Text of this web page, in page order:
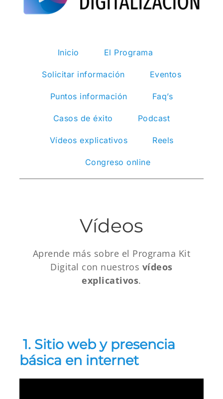
Inicio El Programa
Solicitar información Eventos
Puntos información Faq’s
Casos de éxito Podcast
Vídeos explicativos Reels
Congreso online
Vídeos
Aprende más sobre el Programa Kit
Digital con nuestros vídeos
explicativos.
1. Sitio web y presencia
básica en internet